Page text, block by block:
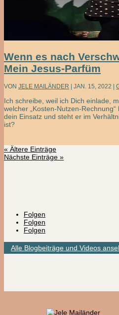
Wenn es nach
Mein Jesus-Parfüm
VON JELE MAILÄNDER JAN. 15, 2022
Ich schreibe, weil ich Dich einlade,
welcher „Kosten-Nutzen-
dein Einsatz und steht er im
ist?
« Ältere Einträge
Nächste Einträge »
Folgen
Folgen
Folgen
Alle Blogbeiträge und Videos